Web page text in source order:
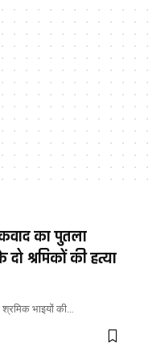
का पुतला
श्रमिकों की हत्या
भाइयों की…